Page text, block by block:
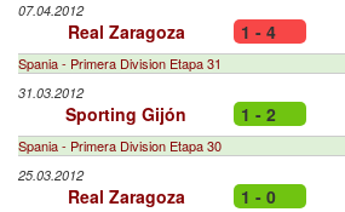
07.04.2012
Real Zaragoza 1 - 4
Spania - Primera Division Etapa 31
31.03.2012
Sporting Gijón 1 - 2
Spania - Primera Division Etapa 30
25.03.2012
Real Zaragoza 1 - 0